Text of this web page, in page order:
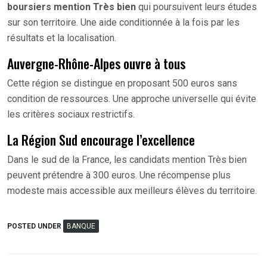
boursiers mention Très bien qui poursuivent leurs études
sur son territoire. Une aide conditionnée à la fois par les
résultats et la localisation.
Auvergne-Rhône-Alpes ouvre à tous
Cette région se distingue en proposant 500 euros sans
condition de ressources. Une approche universelle qui évite
les critères sociaux restrictifs.
La Région Sud encourage l’excellence
Dans le sud de la France, les candidats mention Très bien
peuvent prétendre à 300 euros. Une récompense plus
modeste mais accessible aux meilleurs élèves du territoire.
POSTED UNDER BANQUE